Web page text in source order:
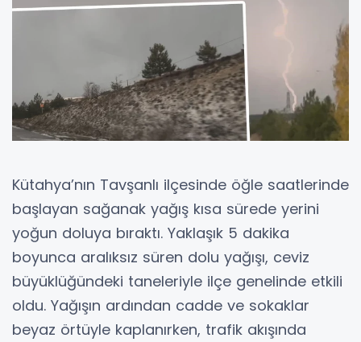
Kütahya’nın Tavşanlı ilçesinde öğle saatlerinde
başlayan sağanak yağış kısa sürede yerini
yoğun doluya bıraktı. Yaklaşık 5 dakika
boyunca aralıksız süren dolu yağışı, ceviz
büyüklüğündeki taneleriyle ilçe genelinde etkili
oldu. Yağışın ardından cadde ve sokaklar
beyaz örtüyle kaplanırken, trafik akışında